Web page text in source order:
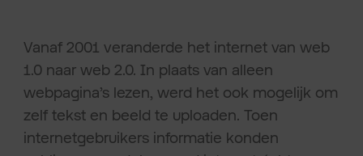
Vanaf 2001 veranderde het internet van web
1.0 naar web 2.0. In plaats van alleen
webpagina’s lezen, werd het ook mogelijk om
zelf tekst en beeld te uploaden. Toen
internetgebruikers informatie konden